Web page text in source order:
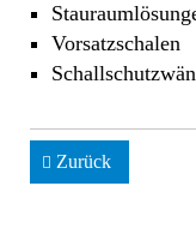
Vorsatzschalen
Zurück